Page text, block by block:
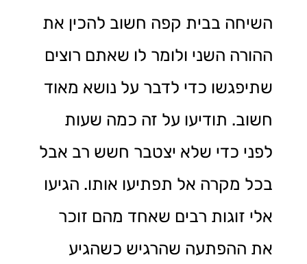
השיחה בבית קפה חשוב להכין את
ההורה השני ולומר לו שאתם רוצים
שתיפגשו כדי לדבר על נושא מאוד
חשוב. תודיעו על זה כמה שעות
לפני כדי שלא יצטבר חשש רב אבל
בכל מקרה אל תפתיעו אותו. הגיעו
אלי זוגות רבים שאחד מהם זוכר
את ההפתעה שהרגיש כשהגיע